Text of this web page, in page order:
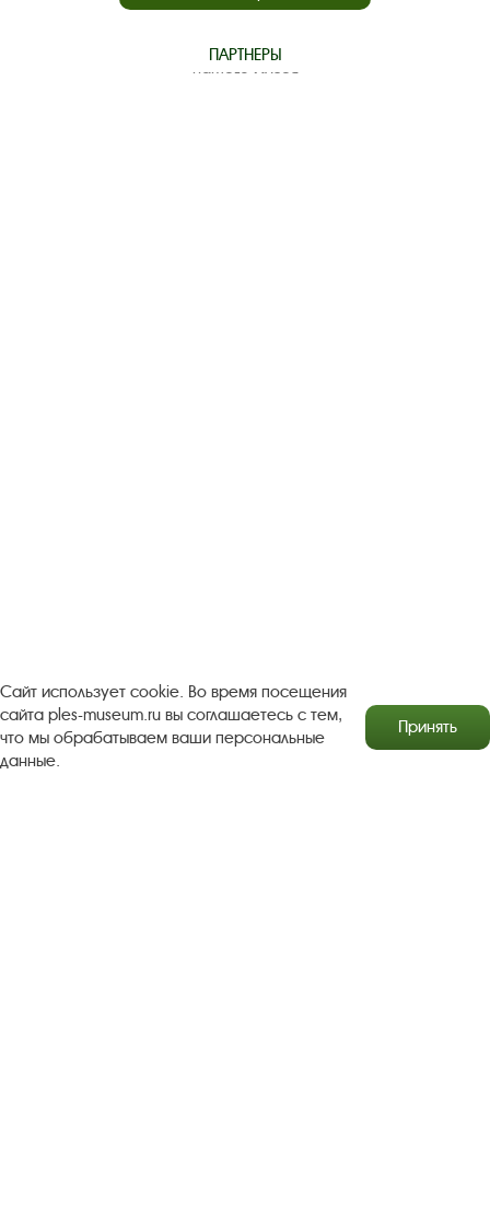
ПАРТНЕРЫ
нашего музея
Антикоррупционная деятельность
Сайт использует cookie. Во время посещения
сайта ples-museum.ru вы соглашаетесь с тем,
что мы обрабатываем ваши персональные
данные.
Принять